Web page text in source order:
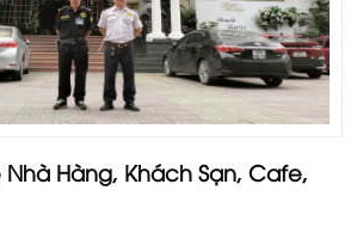
Hàng, Khách Sạn, Cafe,